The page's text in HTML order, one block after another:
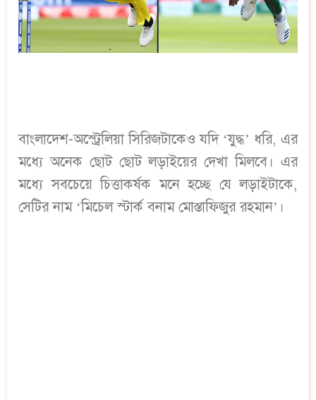
বাংলাদেশ-অস্ট্রেলিয়া সিরিজটাকেও যদি ‘যুদ্ধ’ ধরি, এর
মধ্যে অনেক ছোট ছোট লড়াইয়ের দেখা মিলবে। এর
মধ্যে সবচেয়ে চিত্তাকর্ষক মনে হচ্ছে যে লড়াইটাকে,
সেটির নাম ‘মিচেল স্টার্ক বনাম মোস্তাফিজুর রহমান’।